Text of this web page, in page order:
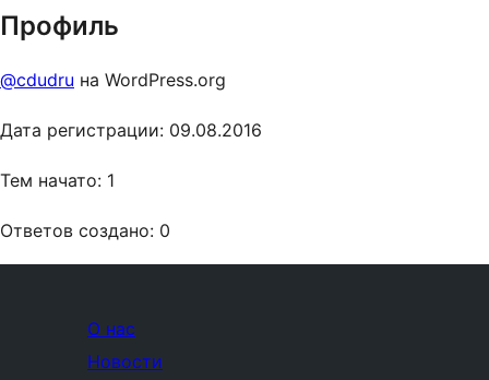
Профиль
@cdudru на WordPress.org
Дата регистрации: 09.08.2016
Тем начато: 1
Ответов создано: 0
О нас
Новости